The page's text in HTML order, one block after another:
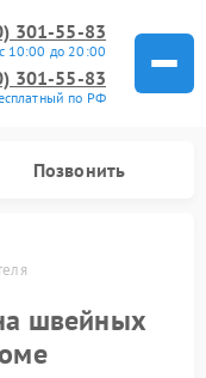
301-55-83
10:00 до 20:00
301-55-83
по РФ
Позвонить
швейных